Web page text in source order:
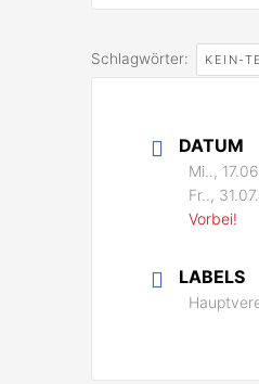
Schlagwörter: KEIN-
DATUM
Mi..,
Fr..,
Vorbei!
LABELS